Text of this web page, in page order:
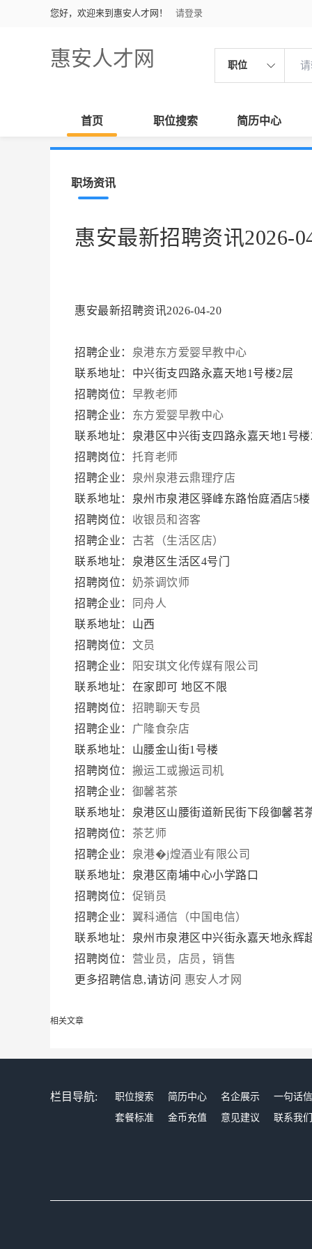
您好，欢迎来到惠安人才网！ 请登录
惠安人才网 职位
首页 职位搜索 简历中心
职场资讯
惠安最新招聘资讯2026-
惠安最新招聘资讯2026-04-20
招聘企业： 泉港东方爱婴早教中心
联系地址：中兴街支四路永嘉天地1号楼2层
招聘岗位： 早教老师
招聘企业： 东方爱婴早教中心
联系地址：泉港区中兴街支四路永嘉天地1号楼
招聘岗位： 托育老师
招聘企业： 泉州泉港云鼎理疗店
联系地址：泉州市泉港区驿峰东路怡庭酒店5楼
招聘岗位： 收银员和咨客
招聘企业： 古茗（生活区店）
联系地址：泉港区生活区4号门
招聘岗位： 奶茶调饮师
招聘企业：
同舟人
联系地址：山西
招聘岗位： 文员
招聘企业：
阳安琪文化传媒有限公司
联系地址：在家即可 地区不限
招聘岗位： 招聘聊天专员
招聘企业： 广隆食杂店
联系地址：山腰金山街1号楼
招聘岗位： 搬运工或搬运司机
招聘企业： 御馨茗茶
联系地址：泉港区山腰街道新民街下段御馨茗
招聘岗位： 茶艺师
招聘企业： 泉港�j煌酒业有限公司
联系地址：泉港区南埔中心小学路口
招聘岗位： 促销员
招聘企业： 翼科通信（中国电信）
联系地址：泉州市泉港区中兴街永嘉天地永辉
招聘岗位： 营业员，店员，销售
更多招聘信息,请访问 惠安人才网
相关文章
栏目导航: 职位搜索 简历中心 名企展示
一句话
套餐标准
金币充值 意见建议 联系我们